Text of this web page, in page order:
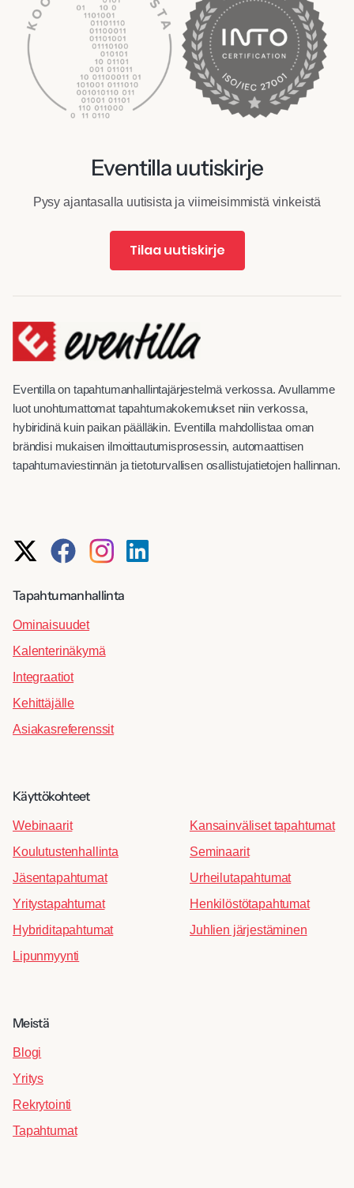
Eventilla uutiskirje
Pysy ajantasalla uutisista ja viimeisimmistä vinkeistä
Tilaa uutiskirje
Eventilla on tapahtumanhallintajärjestelmä verkossa. Avullamme
luot unohtumattomat tapahtumakokemukset niin verkossa,
hybiridinä kuin paikan päälläkin. Eventilla mahdollistaa oman
brändisi mukaisen ilmoittautumisprosessin, automaattisen
tapahtumaviestinnän ja tietoturvallisen osallistujatietojen hallinnan.
Tapahtumanhallinta
Ominaisuudet
Kalenterinäkymä
Integraatiot
Kehittäjälle
Asiakasreferenssit
Käyttökohteet
Webinaarit
Koulutustenhallinta
Jäsentapahtumat
Yritystapahtumat
Hybriditapahtumat
Lipunmyynti
Kansainväliset tapahtumat
Seminaarit
Urheilutapahtumat
Henkilöstötapahtumat
Juhlien järjestäminen
Meistä
Blogi
Yritys
Rekrytointi
Tapahtumat